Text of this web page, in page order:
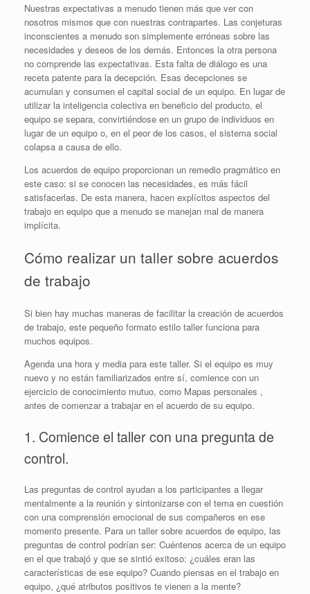
Nuestras expectativas a menudo tienen más que ver con
nosotros mismos que con nuestras contrapartes. Las conjeturas
inconscientes a menudo son simplemente erróneas sobre las
necesidades y deseos de los demás. Entonces la otra persona
no comprende las expectativas. Esta falta de diálogo es una
receta patente para la decepción. Esas decepciones se
acumulan y consumen el capital social de un equipo. En lugar de
utilizar la inteligencia colectiva en beneficio del producto, el
equipo se separa, convirtiéndose en un grupo de individuos en
lugar de un equipo o, en el peor de los casos, el sistema social
colapsa a causa de ello.
Los acuerdos de equipo proporcionan un remedio pragmático en
este caso: si se conocen las necesidades, es más fácil
satisfacerlas. De esta manera, hacen explícitos aspectos del
trabajo en equipo que a menudo se manejan mal de manera
implícita.
Cómo realizar un taller sobre acuerdos
de trabajo
Si bien hay muchas maneras de facilitar la creación de acuerdos
de trabajo, este pequeño formato estilo taller funciona para
muchos equipos.
Agenda una hora y media para este taller. Si el equipo es muy
nuevo y no están familiarizados entre sí, comience con un
ejercicio de conocimiento mutuo, como Mapas personales ,
antes de comenzar a trabajar en el acuerdo de su equipo.
1. Comience el taller con una pregunta de
control.
Las preguntas de control ayudan a los participantes a llegar
mentalmente a la reunión y sintonizarse con el tema en cuestión
con una comprensión emocional de sus compañeros en ese
momento presente. Para un taller sobre acuerdos de equipo, las
preguntas de control podrían ser: Cuéntenos acerca de un equipo
en el que trabajó y que se sintió exitoso: ¿cuáles eran las
características de ese equipo? Cuando piensas en el trabajo en
equipo, ¿qué atributos positivos te vienen a la mente?